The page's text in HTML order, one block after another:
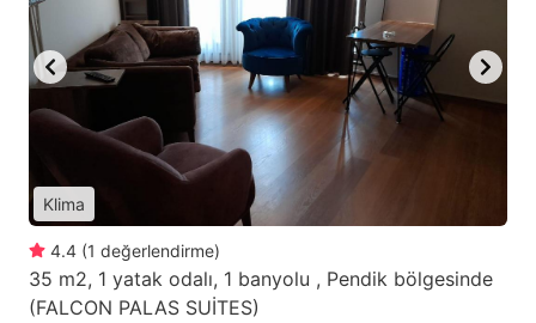
Klima
4.4 (1 değerlendirme)
35 m2, 1 yatak odalı, 1 banyolu , Pendik bölgesinde
(FALCON PALAS SUİTES)